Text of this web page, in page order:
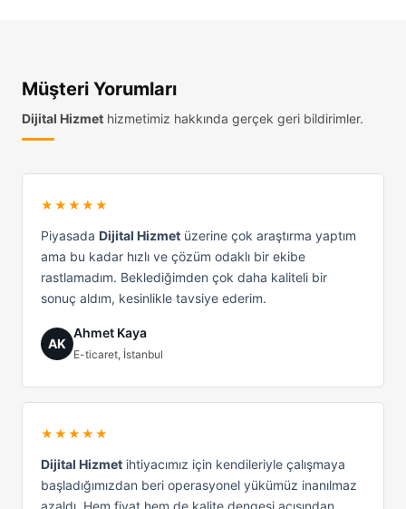
Müşteri Yorumları
Dijital Hizmet hizmetimiz hakkında gerçek geri bildirimler.
★★★★★
Piyasada Dijital Hizmet üzerine çok araştırma yaptım
ama bu kadar hızlı ve çözüm odaklı bir ekibe
rastlamadım. Beklediğimden çok daha kaliteli bir
sonuç aldım, kesinlikle tavsiye ederim.
AK
Ahmet Kaya
E-ticaret, İstanbul
★★★★★
Dijital Hizmet ihtiyacımız için kendileriyle çalışmaya
başladığımızdan beri operasyonel yükümüz inanılmaz
azaldı. Hem fiyat hem de kalite dengesi açısından